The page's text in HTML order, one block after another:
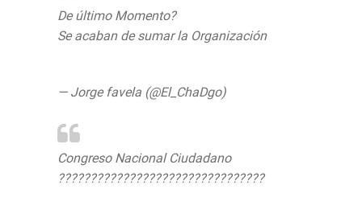
De último Momento?
Se acaban de sumar la Organización
— Jorge favela (@El_ChaDgo)
Congreso Nacional Ciudadano
????????????????????????????????